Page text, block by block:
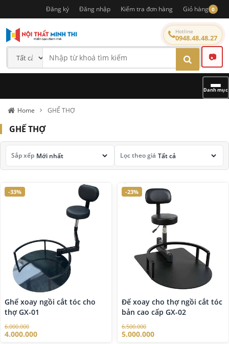
Đăng ký Đăng nhập Kiểm tra đơn hàng Giỏ hàng 0
📷
Hotline
0948.48.48.27
Danh mục
Home GHẾ THỢ
GHẾ THỢ
Sắp xếp Lọc theo giá
-33%
Ghế xoay ngồi cắt tóc cho
thợ GX-01
6.000.000
4.000.000
-23%
Đế xoay cho thợ ngồi cắt tóc
bản cao cấp GX-02
6.500.000
5.000.000